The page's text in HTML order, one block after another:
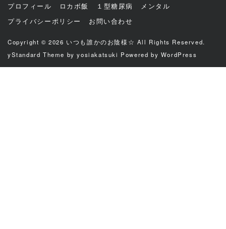
プロフィール ロカボ飯 １型糖尿病
メンタル
プライバシーポリシー
お問い合わせ
Copyright © 2026 いつも誰かのお陰様☆ All Rights Reserved.
yStandard Theme byyosiakatsuki Powered by WordPress